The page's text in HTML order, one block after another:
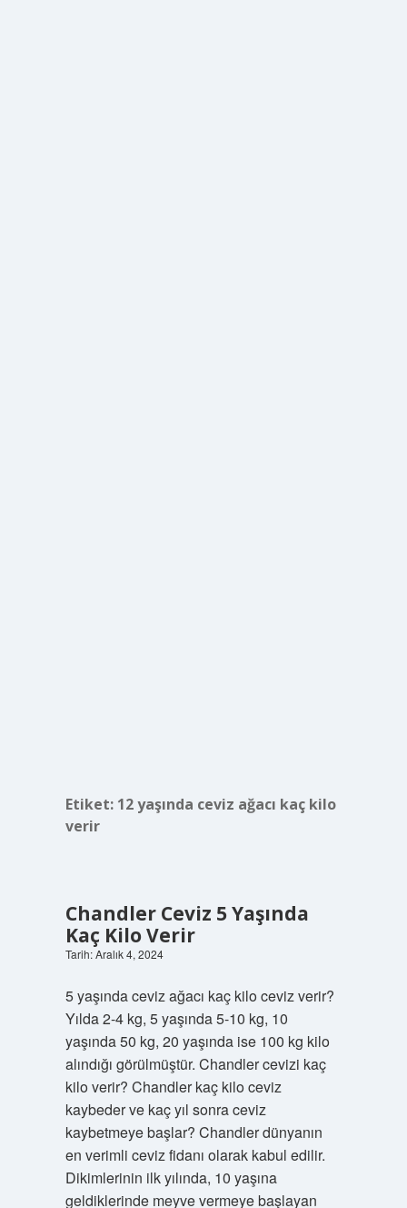
Etiket: 12 yaşında ceviz ağacı kaç kilo
verir
Chandler Ceviz 5 Yaşında
Kaç Kilo Verir
Tarih: Aralık 4, 2024
5 yaşında ceviz ağacı kaç kilo ceviz verir?
Yılda 2-4 kg, 5 yaşında 5-10 kg, 10
yaşında 50 kg, 20 yaşında ise 100 kg kilo
alındığı görülmüştür. Chandler cevizi kaç
kilo verir? Chandler kaç kilo ceviz
kaybeder ve kaç yıl sonra ceviz
kaybetmeye başlar? Chandler dünyanın
en verimli ceviz fidanı olarak kabul edilir.
Dikimlerinin ilk yılında, 10 yaşına
geldiklerinde meyve vermeye başlayan